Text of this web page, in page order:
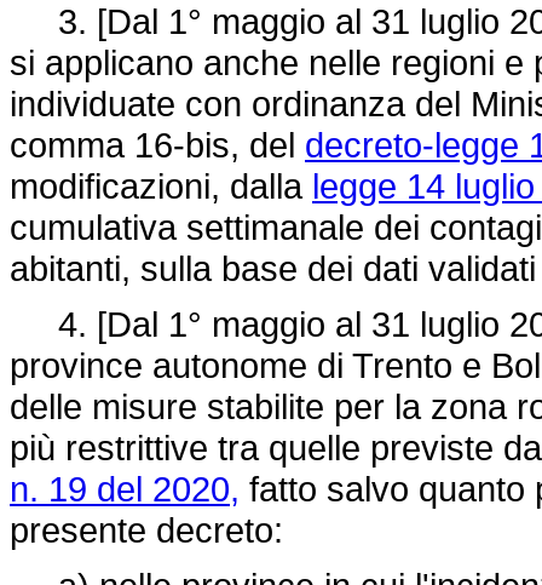
3. [Dal 1° maggio al 31 luglio
si applicano anche nelle regioni
individuate con ordinanza del
comma 16-bis, del decreto-legge
modificazioni, dalla legge 14
cumulativa settimanale dei
abitanti, sulla base dei dati
4. [Dal 1° maggio al 31 luglio
province autonome di Trento e
delle misure stabilite per la zona
più restrittive tra quelle previste
n. 19 del 2020, fatto salvo quanto
presente decreto: